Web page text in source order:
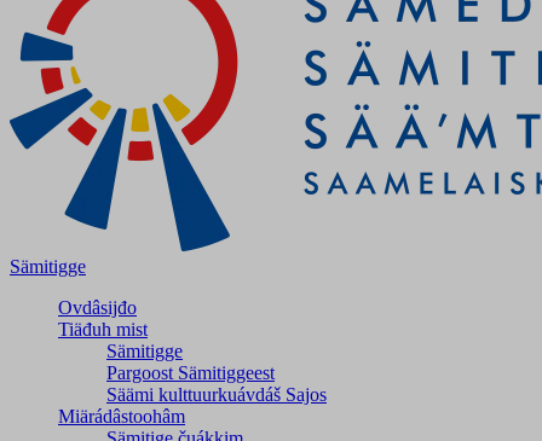
Sämitigge
Ovdâsijđo
Tiäđuh mist
Sämitigge
Pargoost Sämitiggeest
Säämi kulttuurkuávdáš Sajos
Miärádâstoohâm